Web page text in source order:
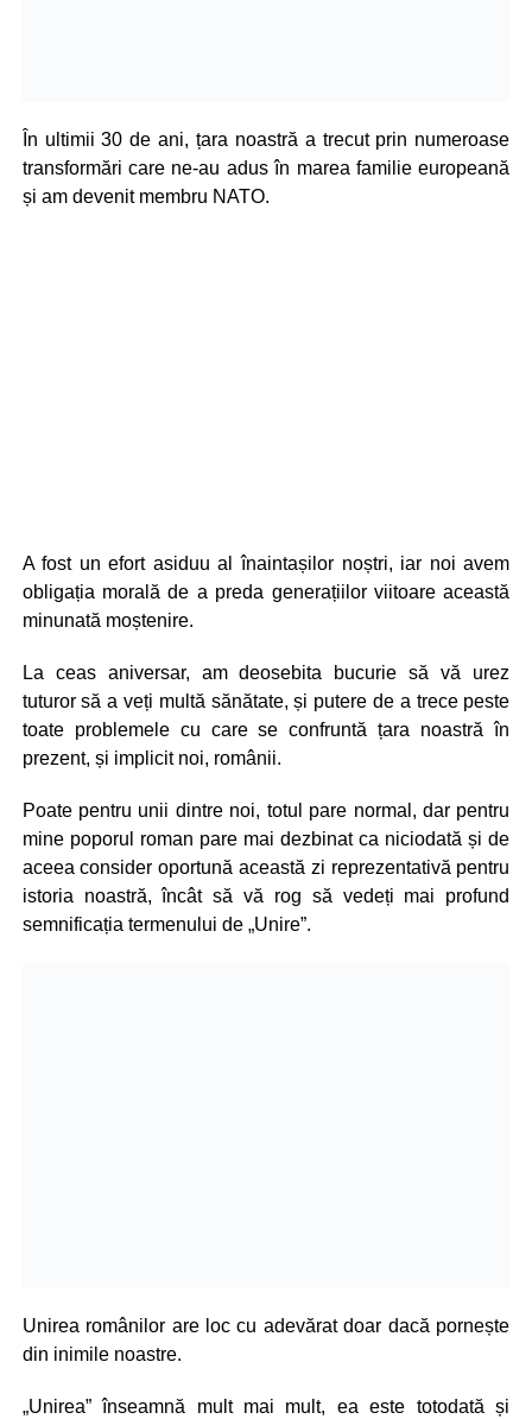
În ultimii 30 de ani, țara noastră a trecut prin numeroase
transformări care ne-au adus în marea familie europeană
și am devenit membru NATO.
A fost un efort asiduu al înaintașilor noștri, iar noi avem
obligația morală de a preda generațiilor viitoare această
minunată moștenire.
La ceas aniversar, am deosebita bucurie să vă urez
tuturor să a veți multă sănătate, și putere de a trece peste
toate problemele cu care se confruntă țara noastră în
prezent, și implicit noi, românii.
Poate pentru unii dintre noi, totul pare normal, dar pentru
mine poporul roman pare mai dezbinat ca niciodată și de
aceea consider oportună această zi reprezentativă pentru
istoria noastră, încât să vă rog să vedeți mai profund
semnificația termenului de „Unire”.
Unirea românilor are loc cu adevărat doar dacă pornește
din inimile noastre.
„Unirea” înseamnă mult mai mult, ea este totodată și